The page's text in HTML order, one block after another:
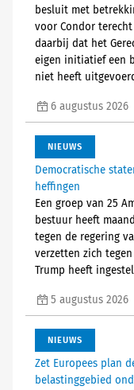
besluit met
voor Condor
daarbij dat het
eigen initiatief een
niet heeft
6 augustus 2026
NIEUWS
Democratische
heffingen
Een groep van 25
bestuur heeft
tegen de regering
verzetten zich
Trump heeft
5 augustus 2026
NIEUWS
Zet Europees plan
belastinggebied